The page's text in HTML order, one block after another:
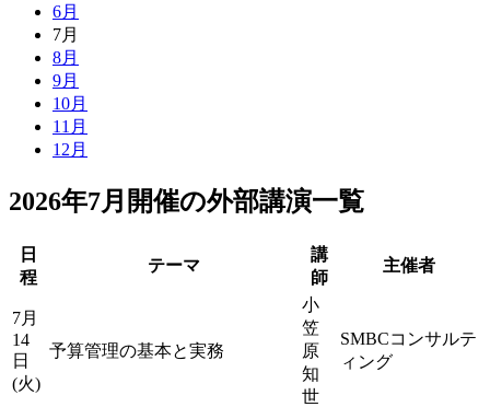
6月
7月
8月
9月
10月
11月
12月
2026年7月開催の外部講演一覧
日
程
テーマ
講
師
主催者
7月
14
日
(火)
予算管理の基本と実務
小
笠
原
知
世
SMBCコンサルテ
ィング